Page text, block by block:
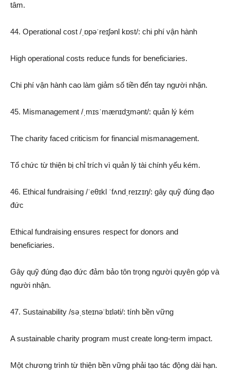
tâm.
44. Operational cost /ˌɒpəˈreɪʃənl kɒst/: chi phí vận hành
High operational costs reduce funds for beneficiaries.
Chi phí vận hành cao làm giảm số tiền đến tay người nhận.
45. Mismanagement /ˌmɪsˈmænɪdʒmənt/: quản lý kém
The charity faced criticism for financial mismanagement.
Tổ chức từ thiện bị chỉ trích vì quản lý tài chính yếu kém.
46. Ethical fundraising /ˈeθɪkl ˈfʌndˌreɪzɪŋ/: gây quỹ đúng đạo
đức
Ethical fundraising ensures respect for donors and
beneficiaries.
Gây quỹ đúng đạo đức đảm bảo tôn trọng người quyên góp và
người nhận.
47. Sustainability /səˌsteɪnəˈbɪləti/: tính bền vững
A sustainable charity program must create long-term impact.
Một chương trình từ thiện bền vững phải tạo tác động dài hạn.